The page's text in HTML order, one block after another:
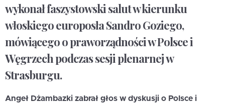
wykonał faszystowski salut w kierunku
włoskiego europosła Sandro Goziego,
mówiącego o praworządności w Polsce i
Węgrzech podczas sesji plenarnej w
Strasburgu.
Angeł Dżambazki zabrał głos w dyskusji o Polsce i